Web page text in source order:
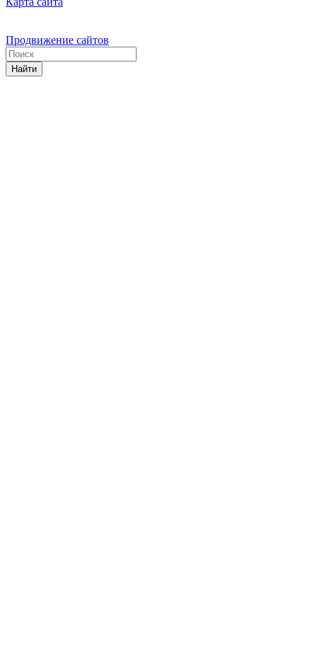
Продвижение сайтов
Найти